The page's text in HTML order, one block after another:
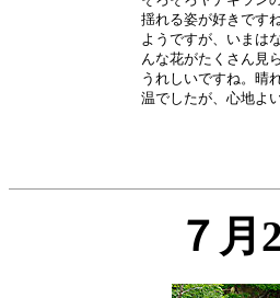
揺れる姿が好きです
ようですが、いまは
んな花がたくさん見
うれしいですね。晴
７月